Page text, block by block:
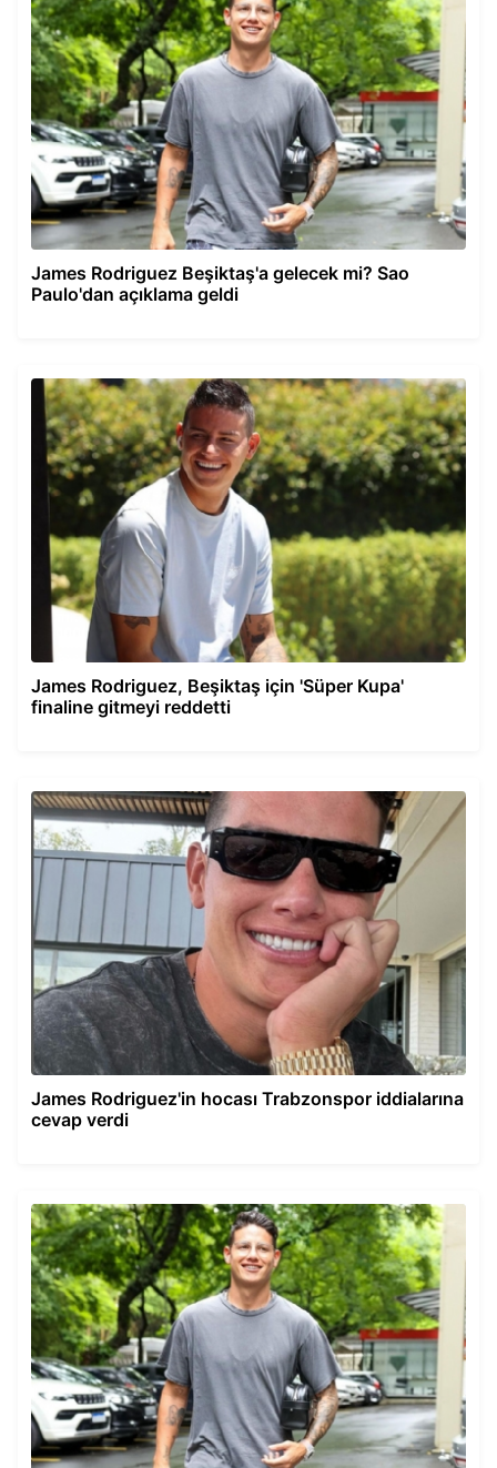
James Rodriguez Beşiktaş'a gelecek mi? Sao
Paulo'dan açıklama geldi
James Rodriguez, Beşiktaş için 'Süper Kupa'
finaline gitmeyi reddetti
James Rodriguez'in hocası Trabzonspor iddialarına
cevap verdi